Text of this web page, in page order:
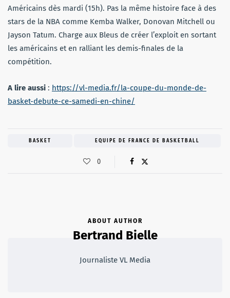
Américains dès mardi (15h). Pas la même histoire face à des
stars de la NBA comme Kemba Walker, Donovan Mitchell ou
Jayson Tatum. Charge aux Bleus de créer l’exploit en sortant
les américains et en ralliant les demis-finales de la
compétition.
A lire aussi : https://vl-media.fr/la-coupe-du-monde-de-
basket-debute-ce-samedi-en-chine/
BASKET EQUIPE DE FRANCE DE BASKETBALL
0
ABOUT AUTHOR
Bertrand Bielle
Journaliste VL Media